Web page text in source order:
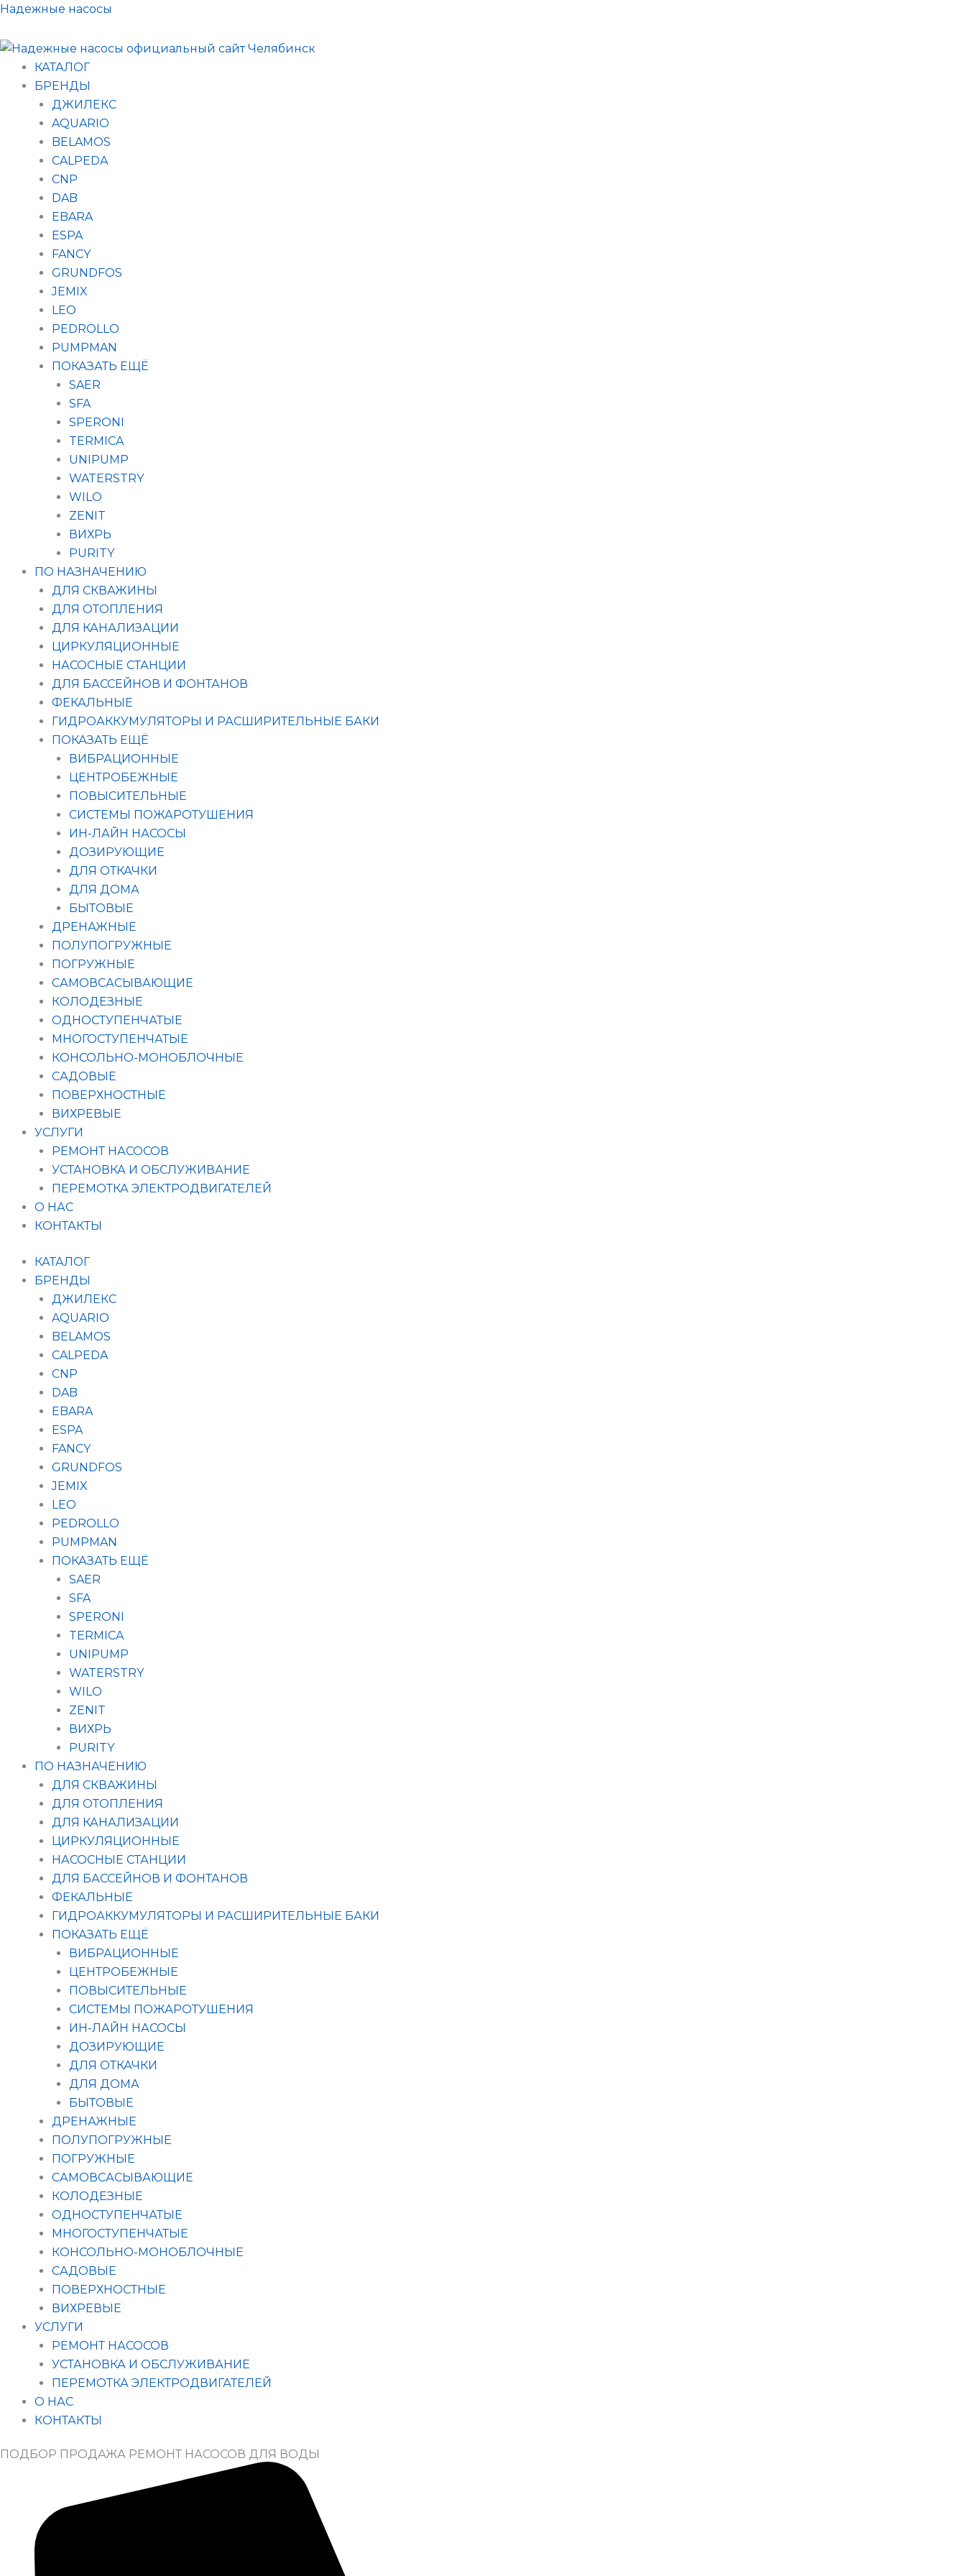
Перейти
содержимому
Надежные насосы
КАТАЛОГ
БРЕНДЫ
ДЖИЛЕКС
AQUARIO
BELAMOS
CALPEDA
CNP
DAB
EBARA
ESPA
FANCY
GRUNDFOS
JEMIX
LEO
PEDROLLO
PUMPMAN
ПОКАЗАТЬ ЕЩЁ
SAER
SFA
SPERONI
TERMICA
UNIPUMP
WATERSTRY
WILO
ZENIT
ВИХРЬ
PURITY
ПО НАЗНАЧЕНИЮ
ДЛЯ СКВАЖИНЫ
ДЛЯ ОТОПЛЕНИЯ
ДЛЯ КАНАЛИЗАЦИИ
ЦИРКУЛЯЦИОННЫЕ
НАСОСНЫЕ СТАНЦИИ
ДЛЯ БАССЕЙНОВ И ФОНТАНОВ
ФЕКАЛЬНЫЕ
ГИДРОАККУМУЛЯТОРЫ И РАСШИРИТЕЛЬНЫЕ БАКИ
ПОКАЗАТЬ ЕЩЁ
ВИБРАЦИОННЫЕ
ЦЕНТРОБЕЖНЫЕ
ПОВЫСИТЕЛЬНЫЕ
СИСТЕМЫ ПОЖАРОТУШЕНИЯ
ИН-ЛАЙН НАСОСЫ
ДОЗИРУЮЩИЕ
ДЛЯ ОТКАЧКИ
ДЛЯ ДОМА
БЫТОВЫЕ
ДРЕНАЖНЫЕ
ПОЛУПОГРУЖНЫЕ
ПОГРУЖНЫЕ
САМОВСАСЫВАЮЩИЕ
КОЛОДЕЗНЫЕ
ОДНОСТУПЕНЧАТЫЕ
МНОГОСТУПЕНЧАТЫЕ
КОНСОЛЬНО-МОНОБЛОЧНЫЕ
САДОВЫЕ
ПОВЕРХНОСТНЫЕ
ВИХРЕВЫЕ
УСЛУГИ
РЕМОНТ НАСОСОВ
УСТАНОВКА И ОБСЛУЖИВАНИЕ
ПЕРЕМОТКА ЭЛЕКТРОДВИГАТЕЛЕЙ
О НАС
КОНТАКТЫ
КАТАЛОГ
БРЕНДЫ
ДЖИЛЕКС
AQUARIO
BELAMOS
CALPEDA
CNP
DAB
EBARA
ESPA
FANCY
GRUNDFOS
JEMIX
LEO
PEDROLLO
PUMPMAN
ПОКАЗАТЬ ЕЩЁ
SAER
SFA
SPERONI
TERMICA
UNIPUMP
WATERSTRY
WILO
ZENIT
ВИХРЬ
PURITY
ПО НАЗНАЧЕНИЮ
ДЛЯ СКВАЖИНЫ
ДЛЯ ОТОПЛЕНИЯ
ДЛЯ КАНАЛИЗАЦИИ
ЦИРКУЛЯЦИОННЫЕ
НАСОСНЫЕ СТАНЦИИ
ДЛЯ БАССЕЙНОВ И ФОНТАНОВ
ФЕКАЛЬНЫЕ
ГИДРОАККУМУЛЯТОРЫ И РАСШИРИТЕЛЬНЫЕ БАКИ
ПОКАЗАТЬ ЕЩЁ
ВИБРАЦИОННЫЕ
ЦЕНТРОБЕЖНЫЕ
ПОВЫСИТЕЛЬНЫЕ
СИСТЕМЫ ПОЖАРОТУШЕНИЯ
ИН-ЛАЙН НАСОСЫ
ДОЗИРУЮЩИЕ
ДЛЯ ОТКАЧКИ
ДЛЯ ДОМА
БЫТОВЫЕ
ДРЕНАЖНЫЕ
ПОЛУПОГРУЖНЫЕ
ПОГРУЖНЫЕ
САМОВСАСЫВАЮЩИЕ
КОЛОДЕЗНЫЕ
ОДНОСТУПЕНЧАТЫЕ
МНОГОСТУПЕНЧАТЫЕ
КОНСОЛЬНО-МОНОБЛОЧНЫЕ
САДОВЫЕ
ПОВЕРХНОСТНЫЕ
ВИХРЕВЫЕ
УСЛУГИ
РЕМОНТ НАСОСОВ
УСТАНОВКА И ОБСЛУЖИВАНИЕ
ПЕРЕМОТКА ЭЛЕКТРОДВИГАТЕЛЕЙ
О НАС
КОНТАКТЫ
ПОДБОР ПРОДАЖА РЕМОНТ НАСОСОВ ДЛЯ ВОДЫ
Поиск